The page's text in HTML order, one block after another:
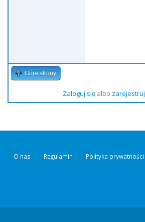
Góra strony
Zaloguj sięalbo zarejestruj
O nas Regulamin Polityka prywatności